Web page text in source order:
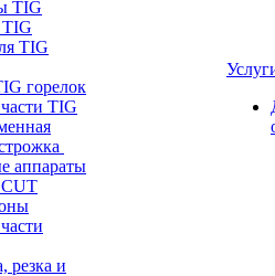
TIG
TIG
горелок
TIG
аппараты
резка и